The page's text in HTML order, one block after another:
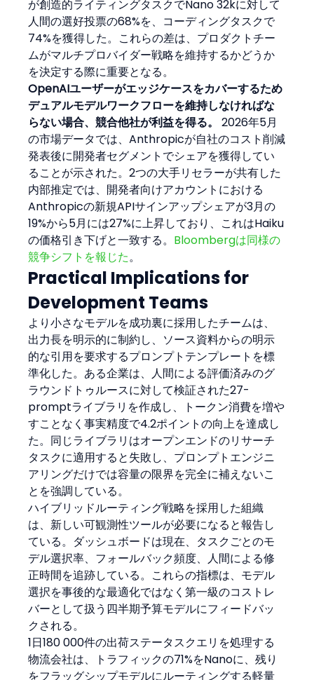
が創造的ライティングタスクでNano 32kに対して
人間の選好投票の68%を、コーディングタスクで
74%を獲得した。これらの差は、プロダクトチー
ムがマルチプロバイダー戦略を維持するかどうか
を決定する際に重要となる。
OpenAIユーザーがエッジケースをカバーするため
デュアルモデルワークフローを維持しなければな
らない場合、競合他社が利益を得る。
2026年5月
の市場データでは、Anthropicが自社のコスト削減
発表後に開発者セグメントでシェアを獲得してい
ることが示された。2つの大手リセラーが共有した
内部推定では、開発者向けアカウントにおける
Anthropicの新規APIサインアップシェアが3月の
19%から5月には27%に上昇しており、これはHaiku
の価格引き下げと一致する。 Bloombergは同様の
競争シフトを報じた。
Practical Implications for
Development Teams
より小さなモデルを成功裏に採用したチームは、
出力長を明示的に制約し、ソース資料からの明示
的な引用を要求するプロンプトテンプレートを標
準化した。ある企業は、人間による評価済みのグ
ラウンドトゥルースに対して検証された27-
promptライブラリを作成し、トークン消費を増や
すことなく事実精度で4.2ポイントの向上を達成し
た。同じライブラリはオープンエンドのリサーチ
タスクに適用すると失敗し、プロンプトエンジニ
アリングだけでは容量の限界を完全に補えないこ
とを強調している。
ハイブリッドルーティング戦略を採用した組織
は、新しい可観測性ツールが必要になると報告し
ている。ダッシュボードは現在、タスクごとのモ
デル選択率、フォールバック頻度、人間による修
正時間を追跡している。これらの指標は、モデル
選択を事後的な最適化ではなく第一級のコストレ
バーとして扱う四半期予算モデルにフィードバッ
クされる。
1日180 000件の出荷ステータスクエリを処理する
物流会社は、トラフィックの71%をNanoに、残り
をフラッグシップモデルにルーティングする軽量